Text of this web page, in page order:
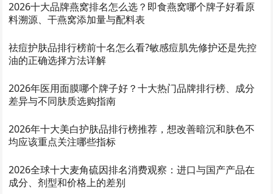
2026十大品牌燕窝排名怎么选？即食燕窝哪个牌子好看原
料溯源、干燕窝添加量与配料表
祛痘护肤品排行榜前十名怎么看?敏感痘肌先修护还是先控
油的正确选择方法详解
2026年医用面膜哪个牌子好？十大热门品牌排行榜、成分
差异与不同肤质选购指南
2026年十大美白护肤品排行榜推荐，想改善暗沉和肤色不
均应该重点关注哪些指标
2026全球十大麦角硫因排名消费观察：进口与国产产品在
成分、剂型和价格上的差别